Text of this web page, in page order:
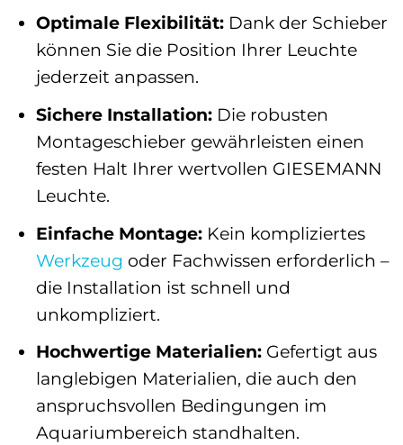
Optimale Flexibilität:Dank der Schieber
können Sie die Position Ihrer Leuchte
jederzeit anpassen.
Sichere Installation:Die robusten
Montageschieber gewährleisten einen
festen Halt Ihrer wertvollen GIESEMANN
Leuchte.
Einfache Montage:Kein kompliziertes
Werkzeug oder Fachwissen erforderlich –
die Installation ist schnell und
unkompliziert.
Hochwertige Materialien:Gefertigt aus
langlebigen Materialien, die auch den
anspruchsvollen Bedingungen im
Aquariumbereich standhalten.